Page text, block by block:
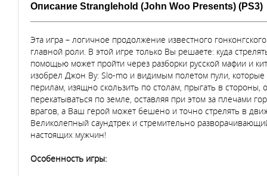
Описание Stranglehold (John Woo Presents) (PS3)
Эта игра – логичное продолжение известного
главной роли. В этой игре только Вы решаете: куда
помощью может пройти через разборки русской мафии и
изобрел Джон Ву: Slo-mo и видимым полетом пули,
перилам, изящно скользить по столам, прыгать в стороны,
перекатываться по земле, оставляя при этом за плечами
врагов, а Ваш герой может бешено и точно стрелять в
Великолепный саундтрек и стремительно
настоящих мужчин!
Особенность игры: